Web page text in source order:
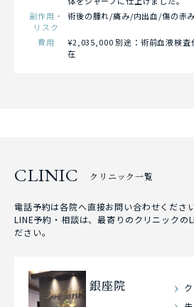
副作用・
リスク
術後の腫れ/痛み/内出血/傷の赤
費用
¥2,035,000 別途：術前血液検査
在
CLINIC クリニック一覧
電話予約は各院へ直接お問い合わせください
LINE予約・相談は、最寄りのクリニックの
ださい。
銀座院